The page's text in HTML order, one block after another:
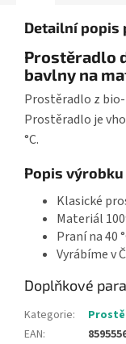
Detailní popis
Prostěradlo
bavlny na
Prostěradlo z
Prostěradlo je
°C.
Popis
Klasické
Materiál
Praní na 40
Vyrábíme v
Doplňkové
Kategorie:
EAN: